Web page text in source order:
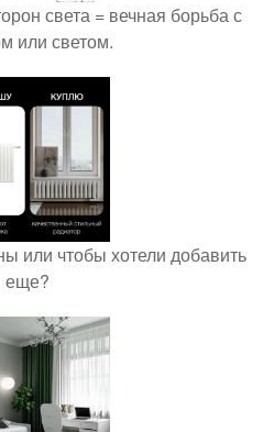
света = вечная борьба с
или светом.
или чтобы хотели добавить
еще?